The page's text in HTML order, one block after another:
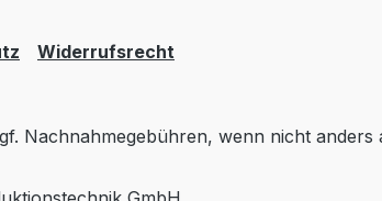
Widerrufsrecht
Nachnahmegebühren, wenn nicht anders